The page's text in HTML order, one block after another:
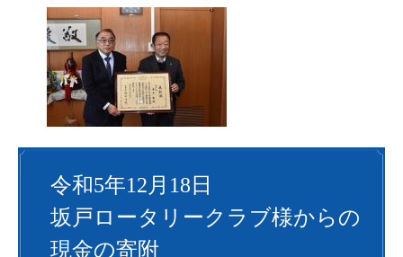
令和5年12月18日
坂戸ロータリークラブ様からの
現金の寄附